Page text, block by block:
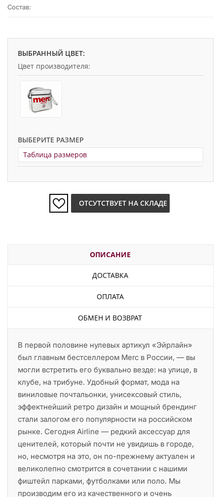
Состав:
ВЫБРАННЫЙ ЦВЕТ:
Цвет производителя:
ВЫБЕРИТЕ РАЗМЕР
Таблица размеров
ОТСУТСТВУЕТ НА СКЛАДЕ
ОПИСАНИЕ
ДОСТАВКА
ОПЛАТА
ОБМЕН И ВОЗВРАТ
В первой половине нулевых артикул «Эйрлайн»
был главным бестселлером Merc в России, — вы
могли встретить его буквально везде: на улице, в
клубе, на трибуне. Удобный формат, мода на
виниловые почтальонки, унисексовый стиль,
эффектнейший ретро дизайн и мощный брендинг
стали залогом его популярности на российском
рынке. Сегодня Airline — редкий аксессуар для
ценителей, который почти не увидишь в городе,
но, несмотря на это, он по-прежнему актуален и
великолепно смотрится в сочетании с нашими
фиштейл парками, футболками или поло. Мы
производим его из качественного и очень